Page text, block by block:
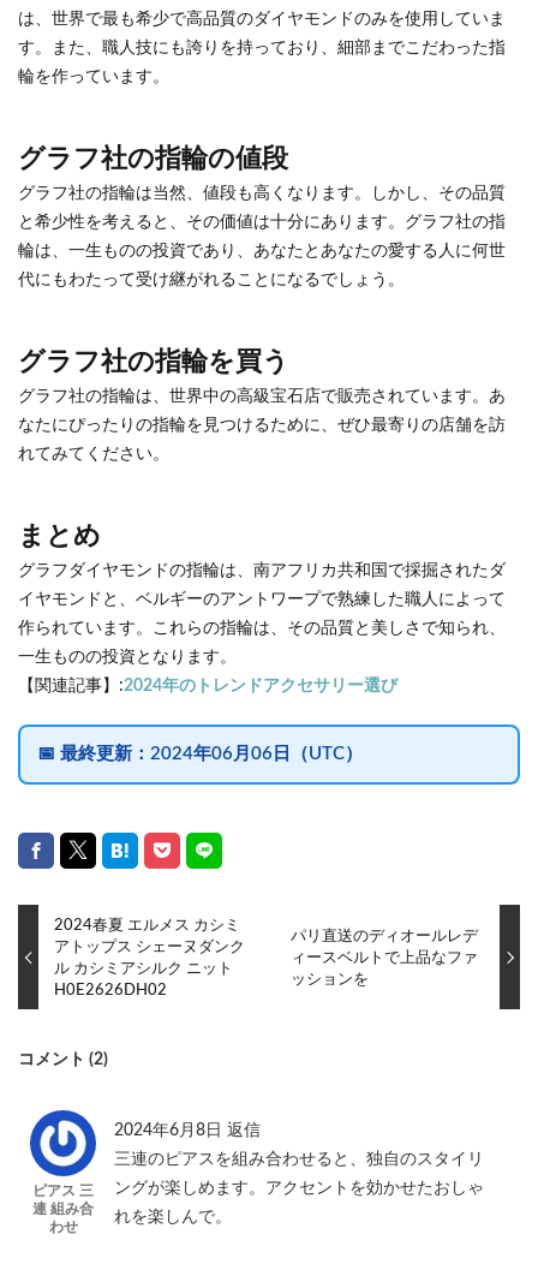
は、世界で最も希少で高品質のダイヤモンドのみを使用していま
す。また、職人技にも誇りを持っており、細部までこだわった指
輪を作っています。
グラフ社の指輪の値段
グラフ社の指輪は当然、値段も高くなります。しかし、その品質
と希少性を考えると、その価値は十分にあります。グラフ社の指
輪は、一生ものの投資であり、あなたとあなたの愛する人に何世
代にもわたって受け継がれることになるでしょう。
グラフ社の指輪を買う
グラフ社の指輪は、世界中の高級宝石店で販売されています。あ
なたにぴったりの指輪を見つけるために、ぜひ最寄りの店舗を訪
れてみてください。
まとめ
グラフダイヤモンドの指輪は、南アフリカ共和国で採掘されたダ
イヤモンドと、ベルギーのアントワープで熟練した職人によって
作られています。これらの指輪は、その品質と美しさで知られ、
一生ものの投資となります。
【関連記事】:2024年のトレンドアクセサリー選び
📅 最終更新： 2024年06月06日（UTC）
2024春夏 エルメス カシミ
アトップス シェーヌダンク
ル カシミアシルク ニット
H0E2626DH02
パリ直送のディオールレデ
ィースベルトで上品なファ
ッションを
コメント (2)
ピアス 三
連 組み合
わせ
2024年6月8日 返信
三連のピアスを組み合わせると、独自のスタイリ
ングが楽しめます。アクセントを効かせたおしゃ
れを楽しんで。